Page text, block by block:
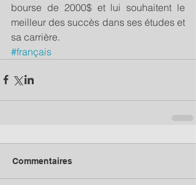
bourse de 2000$ et lui souhaitent le
meilleur des succès dans ses études et
sa carrière.
#français
Commentaires